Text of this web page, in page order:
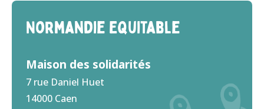
Normandie Equitable
Maison des solidarités
7 rue Daniel Huet
14000 Caen